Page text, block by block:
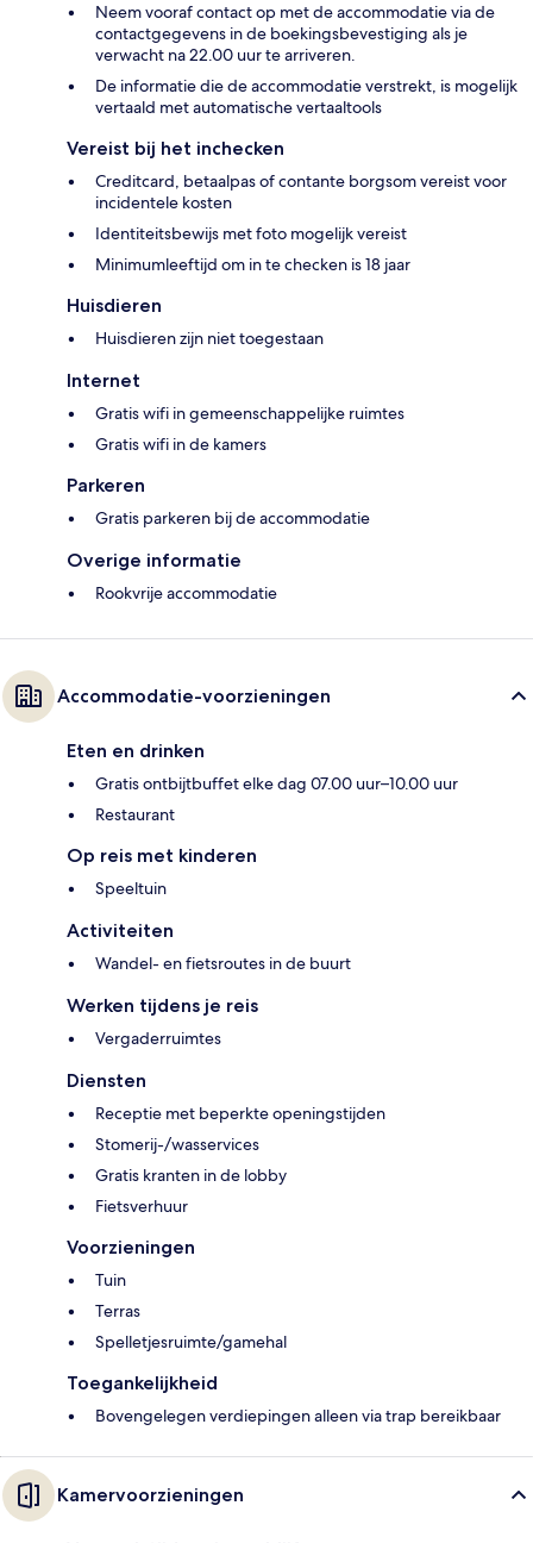
Neem vooraf contact op met de accommodatie via de
contactgegevens in de boekingsbevestiging als je
verwacht na 22.00 uur te arriveren.
De informatie die de accommodatie verstrekt, is mogelijk
vertaald met automatische vertaaltools
Vereist bij het inchecken
Creditcard, betaalpas of contante borgsom vereist voor
incidentele kosten
Identiteitsbewijs met foto mogelijk vereist
Minimumleeftijd om in te checken is 18 jaar
Huisdieren
Huisdieren zijn niet toegestaan
Internet
Gratis wifi in gemeenschappelijke ruimtes
Gratis wifi in de kamers
Parkeren
Gratis parkeren bij de accommodatie
Overige informatie
Rookvrije accommodatie
Accommodatie-voorzieningen
Eten en drinken
Gratis ontbijtbuffet elke dag 07.00 uur–10.00 uur
Restaurant
Op reis met kinderen
Speeltuin
Activiteiten
Wandel- en fietsroutes in de buurt
Werken tijdens je reis
Vergaderruimtes
Diensten
Receptie met beperkte openingstijden
Stomerij-/wasservices
Gratis kranten in de lobby
Fietsverhuur
Voorzieningen
Tuin
Terras
Spelletjesruimte/gamehal
Toegankelijkheid
Bovengelegen verdiepingen alleen via trap bereikbaar
Kamervoorzieningen